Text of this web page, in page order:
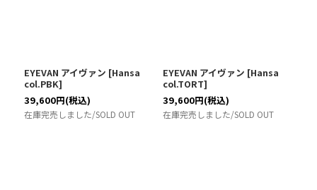
EYEVAN アイヴァン [Hansa
col.PBK]
39,600円(税込)
在庫完売しました/SOLD OUT
EYEVAN アイヴァン [Hansa
col.TORT]
39,600円(税込)
在庫完売しました/SOLD OUT